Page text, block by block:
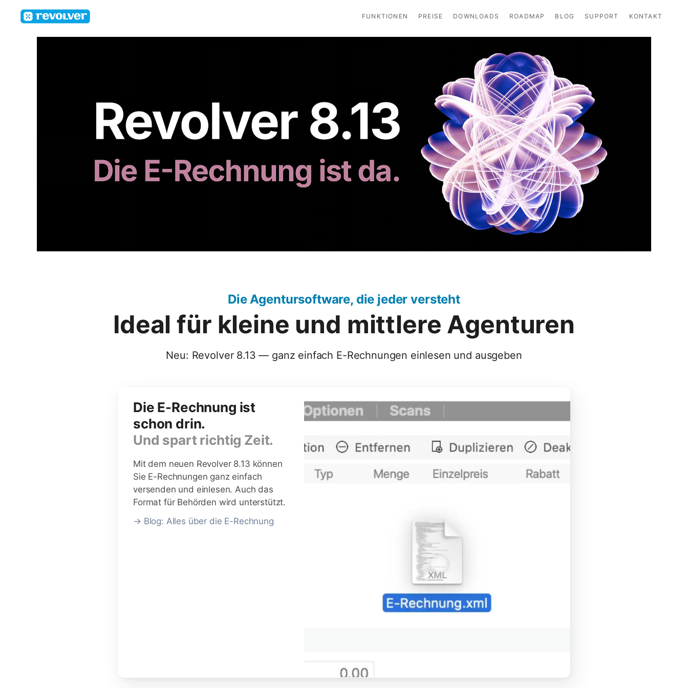
FUNKTIONEN PREISE DOWNLOADS ROADMAP BLOG SUPPORT KONTAKT
Die Agentursoftware, die jeder versteht
Ideal für kleine und mittlere Agenturen
Neu: Revolver 8.13 — ganz einfach E-Rechnungen einlesen und ausgeben
Die E-Rechnung ist
schon drin.
Und spart richtig Zeit.
Mit dem neuen Revolver 8.13 können
Sie E-Rechnungen ganz einfach
versenden und einlesen. Auch das
Format für Behörden wird unterstützt.
→ Blog: Alles über die E-Rechnung